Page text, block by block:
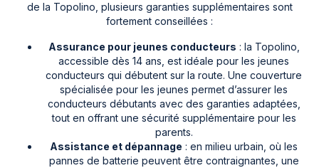
de la Topolino, plusieurs garanties supplémentaires sont
fortement conseillées :
Assurance pour jeunes conducteurs : la Topolino,
accessible dès 14 ans, est idéale pour les jeunes
conducteurs qui débutent sur la route. Une couverture
spécialisée pour les jeunes permet d’assurer les
conducteurs débutants avec des garanties adaptées,
tout en offrant une sécurité supplémentaire pour les
parents.
Assistance et dépannage : en milieu urbain, où les
pannes de batterie peuvent être contraignantes, une